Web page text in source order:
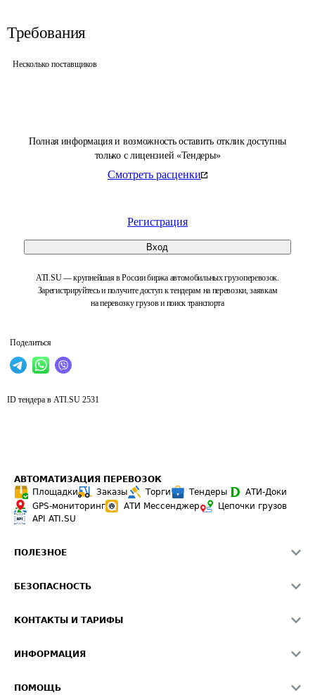
Полная информация и возможность оставить отклик доступны
только с лицензией «Тендеры»
Смотреть расценки
Регистрация
Вход
ATI.SU — крупнейшая в России биржа автомобильных грузоперевозок.
Зарегистрируйтесь и получите доступ к тендерам на перевозки, заявкам
на перевозку грузов и поиск транспорта
Поделиться
Требования
Несколько поставщиков
ID тендера в ATI.SU 2531
АВТОМАТИЗАЦИЯ ПЕРЕВОЗОК
Площадки
Заказы Торги Тендеры
АТИ-Доки
GPS-мониторинг
АТИ Мессенджер
Цепочки грузов
API ATI.SU
ПОЛЕЗНОЕ
Звезды ATI.SU на вашем сайте
Средние ставки
БЕЗОПАСНОСТЬ
Светофор+
О формировании Паспорта
КОНТАКТЫ И ТАРИФЫ
Реклама на сайте
ИНФОРМАЦИЯ
ПОМОЩЬ